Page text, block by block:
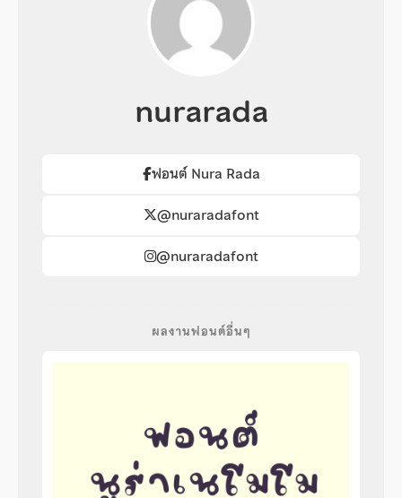
nurarada
ฟอนต์ Nura Rada
@nuraradafont
@nuraradafont
ผลงานฟอนต์อื่นๆ